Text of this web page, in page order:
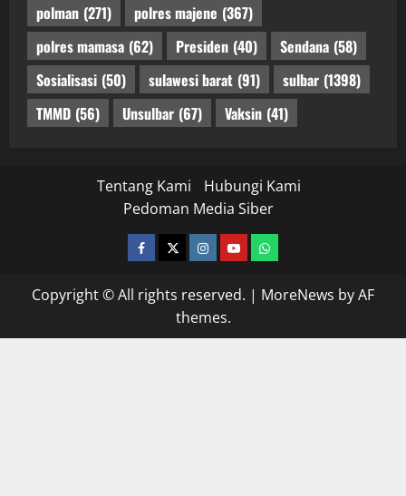
polman (271) polres majene (367)
polres mamasa (62) Presiden (40) Sendana (58)
Sosialisasi (50) sulawesi barat (91) sulbar (1398)
TMMD (56) Unsulbar (67) Vaksin (41)
Tentang Kami
Hubungi Kami
Pedoman Media Siber
facebooktwitterinstagram.com
youtubewhatsapp
Copyright © All rights reserved. | MoreNews by AF
themes.